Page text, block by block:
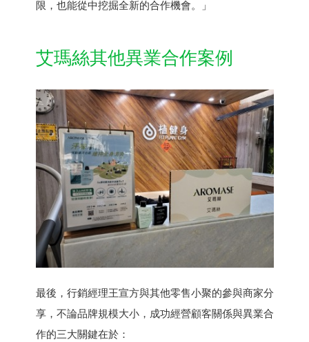
限，也能從中挖掘全新的合作機會。」
艾瑪絲其他異業合作案例
最後，行銷經理王宣方與其他零售小聚的參與商家分
享，不論品牌規模大小，成功經營顧客關係與異業合
作的三大關鍵在於：